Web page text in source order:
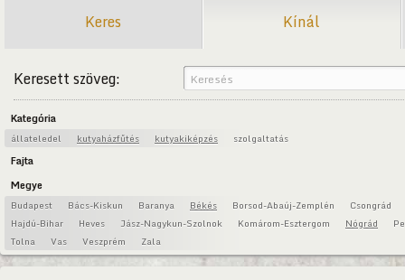
Keres Kínál
Keresett szöveg:
Kategória
állateledel kutyaházfűtés kutyakiképzés szolgaltatás
Fajta
Megye
Budapest Bács-Kiskun Baranya Békés Borsod-Abaúj-Zemplén
Csongrád
Hajdú-Bihar
Heves Jász-Nagykun-Szolnok Komárom-Esztergom Nógrád
Tolna
Vas Veszprém Zala